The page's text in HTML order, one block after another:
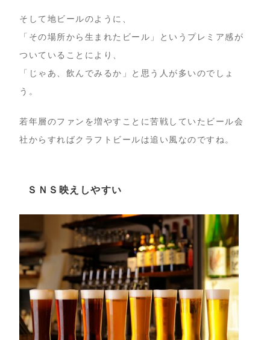
そして地ビールのように、
「その場所から生まれたビール」というプレミア感が
ついていることにより、
「じゃあ、飲んでみるか」と思う人が多いのでしょ
う。
若年層のファンを増やすことに苦戦していたビール会
社からすればクラフトビールは追い風なのですね。
ＳＮＳ映えしやすい